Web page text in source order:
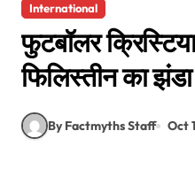
International
फुटबॉलर
फिलिस्तीन का झंडा
By Factmyths Staff Oct